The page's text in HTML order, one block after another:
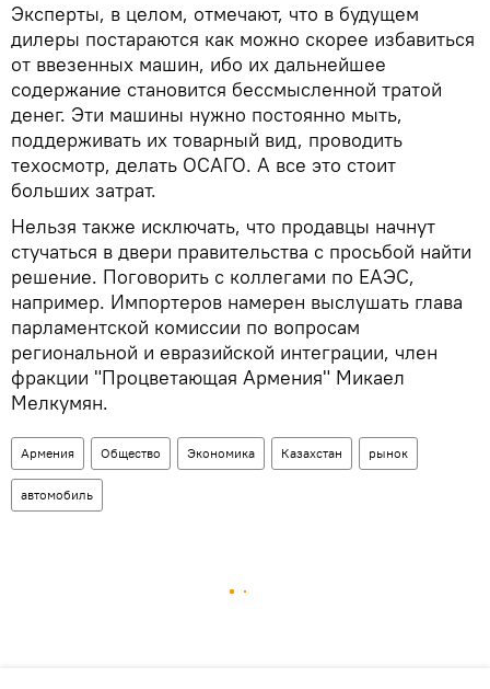
Эксперты, в целом, отмечают, что в будущем
дилеры постараются как можно скорее избавиться
от ввезенных машин, ибо их дальнейшее
содержание становится бессмысленной тратой
денег. Эти машины нужно постоянно мыть,
поддерживать их товарный вид, проводить
техосмотр, делать ОСАГО. А все это стоит
больших затрат.
Нельзя также исключать, что продавцы начнут
стучаться в двери правительства с просьбой найти
решение. Поговорить с коллегами по ЕАЭС,
например. Импортеров намерен выслушать глава
парламентской комиссии по вопросам
региональной и евразийской интеграции, член
фракции "Процветающая Армения" Микаел
Мелкумян.
Армения Общество Экономика Казахстан рынок
автомобиль